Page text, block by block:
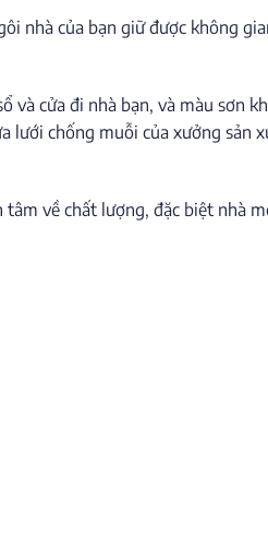
nhà của bạn giữ được không
và cửa đi nhà bạn, và màu sơn
lưới chống muỗi của xưởng
về chất lượng, đặc biệt nhà